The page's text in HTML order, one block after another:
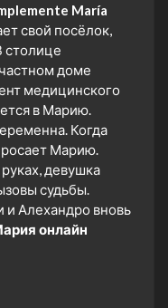
María
свой посёлок,
столице
доме
медицинского
в Марию.
Когда
Марию.
девушка
судьбы.
и Алехандро вновь
онлайн